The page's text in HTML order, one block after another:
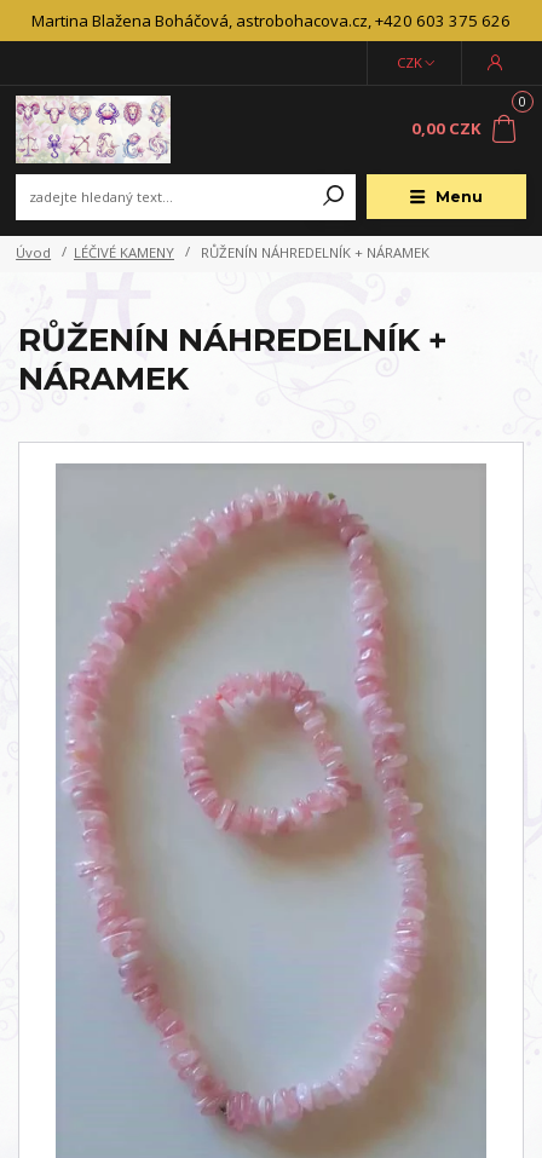
Martina Blažena Boháčová, astrobohacova.cz, +420 603 375 626
Menu
CZK
0
0,00 CZK
Úvod LÉČIVÉ KAMENY RŮŽENÍN NÁHREDELNÍK + NÁRAMEK
RŮŽENÍN NÁHREDELNÍK +
NÁRAMEK